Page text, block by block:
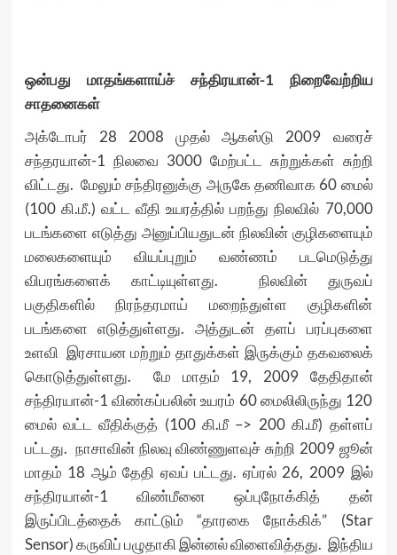
ஒன்பது மாதங்களாய்ச் சந்திரயான்-1 நிறைவேற்றிய
சாதனைகள்
அக்டோபர் 28 2008 முதல் ஆகஸ்டு 2009 வரைச்
சந்தரயான்-1 நிலவை 3000 மேற்பட்ட சுற்றுக்கள் சுற்றி
விட்டது. மேலும் சந்திரனுக்கு அருகே தணிவாக 60 மைல்
(100 கி.மீ.) வட்ட வீதி உயரத்தில் பறந்து நிலவில் 70,000
படங்களை எடுத்து அனுப்பியதுடன் நிலவின் குழிகளையும்
மலைகளையும் வியப்புறும் வண்ணம் படமெடுத்து
விபரங்களைக் காட்டியுள்ளது. நிலவின் துருவப்
பகுதிகளில் நிரந்தரமாய் மறைந்துள்ள குழிகளின்
படங்களை எடுத்துள்ளது. அத்துடன் தளப் பரப்புகளை
உளவி இரசாயன மற்றும் தாதுக்கள் இருக்கும் தகவலைக்
கொடுத்துள்ளது. மே மாதம் 19, 2009 தேதிதான்
சந்திரயான்-1 விண்கப்பலின் உயரம் 60 மைலிலிருந்து 120
மைல் வட்ட வீதிக்குத் (100 கி.மீ –> 200 கி.மீ) தள்ளப்
பட்டது. நாசாவின் நிலவு விண்ணுளவுச் சுற்றி 2009 ஜூன்
மாதம் 18 ஆம் தேதி ஏவப் பட்டது. ஏப்ரல் 26, 2009 இல்
சந்திரயான்-1 விண்மீனை ஒப்புநோக்கித் தன்
இருப்பிடத்தைக் காட்டும் “தாரகை நோக்கிக்” (Star
Sensor) கருவிப் பழுதாகி இன்னல் விளைவித்தது. இந்திய